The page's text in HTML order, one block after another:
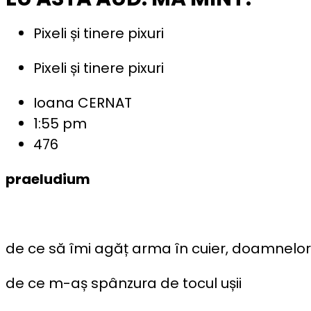
Pixeli și tinere pixuri
Pixeli și tinere pixuri
Ioana CERNAT
1:55 pm
476
praeludium
de ce să îmi agăț arma în cuier,
de ce m-aș spânzura de tocul ușii